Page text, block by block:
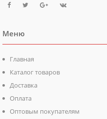
Меню
Главная
Каталог товаров
Доставка
Оплата
Оптовым покупателям